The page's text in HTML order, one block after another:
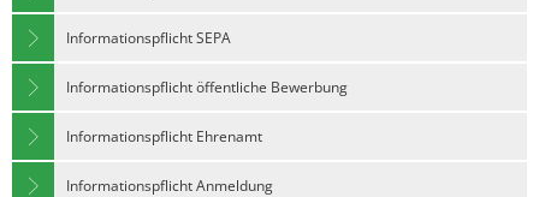
Informationspflicht SEPA
Informationspflicht öffentliche Bewerbung
Informationspflicht Ehrenamt
Informationspflicht Anmeldung